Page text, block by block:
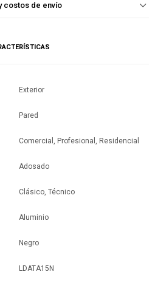
costos de envío
Exterior
Pared
Comercial, Profesional, Residencial
Adosado
Clásico, Técnico
Aluminio
Negro
LDATA15N